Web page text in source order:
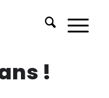
!